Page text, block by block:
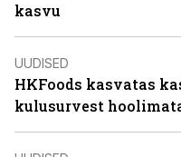
kasvu
UUDISED
HKFoods kasvatas
kulusurvest